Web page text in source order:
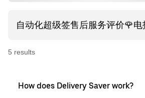
5 results
How does Delivery Saver work?